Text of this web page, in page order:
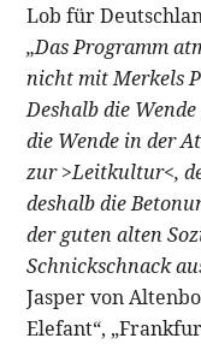
Lob für
„Das Programm
nicht mit Merkels
Deshalb die
die Wende in der
zur >Leitkultur<,
deshalb die
der guten alten
Schnickschnack
Jasper von
Elefant“,